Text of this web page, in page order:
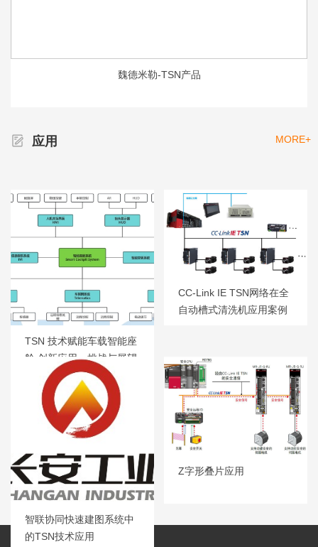
魏德米勒-TSN产品
应用 MORE+
TSN 技术赋能车载智能座
舱 创新应用、挑战与展望
CC-Link IE TSN网络在全
自动槽式清洗机应用案例
智联协同快速建图系统中
的TSN技术应用
Z字形叠片应用